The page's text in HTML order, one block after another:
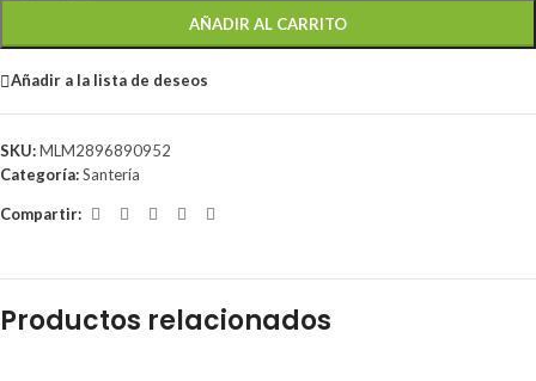
AÑADIR AL CARRITO
Añadir a la lista de deseos
SKU:MLM2896890952
Categoría:Santería
Compartir:
Productos relacionados